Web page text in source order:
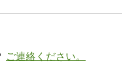
ご連絡ください。